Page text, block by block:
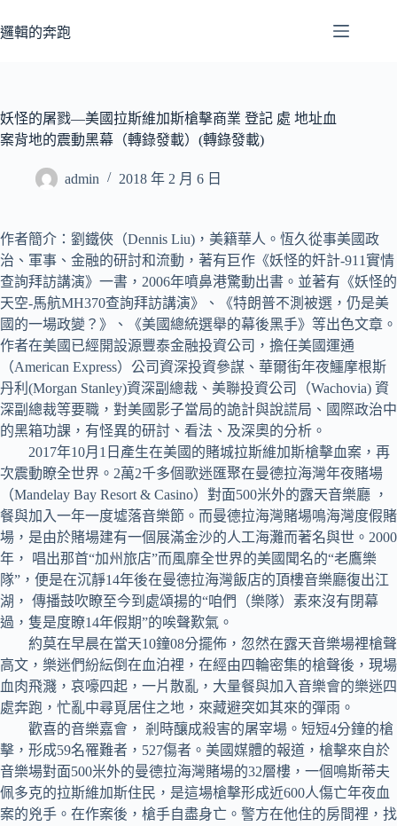
至
容
邏輯的奔跑
妖怪的屠戮—美國拉斯維加斯槍擊商業 登記 處 地址血
案背地的震動黑幕（轉錄發載）(轉錄發載)
admin 2018 年 2 月 6 日
作者簡介：劉鐵俠（Dennis Liu)，美籍華人。恆久從事美國政
治、軍事、金融的研討和流動，著有巨作《妖怪的奸計-911實情
查詢拜訪講演》一書，2006年噴鼻港驚動出書。並著有《妖怪的
天空-馬航MH370查詢拜訪講演》、《特朗普不測被選，仍是美
國的一場政變？》、《美國總統選舉的幕後黑手》等出色文章。
作者在美國已經開設源豐泰金融投資公司，擔任美國運通
（American Express）公司資深投資參謀、華爾街年夜鱷摩根斯
丹利(Morgan Stanley)資深副總裁、美聯投資公司（Wachovia) 資
深副總裁等要職，對美國影子當局的詭計與說謊局、國際政治中
的黑箱功課，有怪異的研討、看法、及深奧的分析。
2017年10月1日產生在美國的賭城拉斯維加斯槍擊血案，再
次震動瞭全世界。2萬2千多個歌迷匯聚在曼德拉海灣年夜賭場
（Mandelay Bay Resort & Casino）對面500米外的露天音樂廳 ，
餐與加入一年一度墟落音樂節。而曼德拉海灣賭場鳴海灣度假賭
場，是由於賭場建有一個展滿金沙的人工海灘而著名與世。2000
年， 唱出那首“加州旅店”而風靡全世界的美國聞名的“老鷹樂
隊”，便是在沉靜14年後在曼德拉海灣飯店的頂樓音樂廳復出江
湖， 傳播鼓吹瞭至今到處頌揚的“咱們（樂隊）素來沒有閉幕
過，隻是度瞭14年假期”的唉聲歎氣。
約莫在早晨在當天10鐘08分擺佈，忽然在露天音樂場裡槍聲
高文，樂迷們紛紜倒在血泊裡，在經由四輪密集的槍聲後，現場
血肉飛濺，哀嚎四起，一片散亂，大量餐與加入音樂會的樂迷四
處奔跑，忙亂中尋覓居住之地，來藏避突如其來的彈雨。
歡喜的音樂嘉會， 剎時釀成殺害的屠宰場。短短4分鐘的槍
擊，形成59名罹難者，527傷者。美國媒體的報道，槍擊來自於
音樂場對面500米外的曼德拉海灣賭場的32層樓，一個鳴斯蒂夫
佩多克的拉斯維加斯住民，是這場槍擊形成近600人傷亡年夜血
案的兇手。在作案後，槍手自盡身亡。警方在他住的房間裡，找